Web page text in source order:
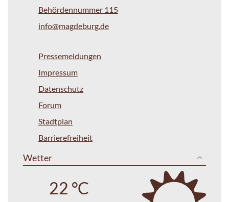
Behördennummer 115
info@magdeburg.de
Pressemeldungen
Impressum
Datenschutz
Forum
Stadtplan
Barrierefreiheit
Wetter
22 °C